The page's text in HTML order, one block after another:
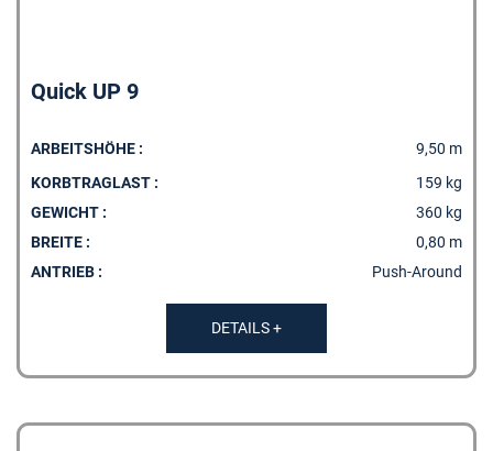
Quick UP 9
ARBEITSHÖHE :
9,50 m
KORBTRAGLAST :
159 kg
GEWICHT :
360 kg
BREITE :
0,80 m
ANTRIEB :
Push-Around
DETAILS +